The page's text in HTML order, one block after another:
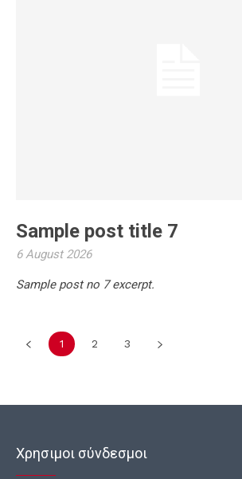
Sample post title 7
6 August 2026
Sample post no 7 excerpt.
1 2 3
Χρησιμοι σύνδεσμοι